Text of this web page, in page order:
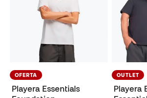
OFERTA
Playera Essentials
OUTLET
Playera